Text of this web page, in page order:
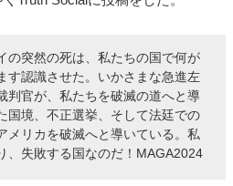
の突然の死は、私たちの国で何が
す認識させた。いかさまな急進左
判官が、私たちを破滅の道へと導
国境、不正選挙、そして法廷での
メリカを破滅へと導いている。私
、失敗する国なのだ！MAGA2024